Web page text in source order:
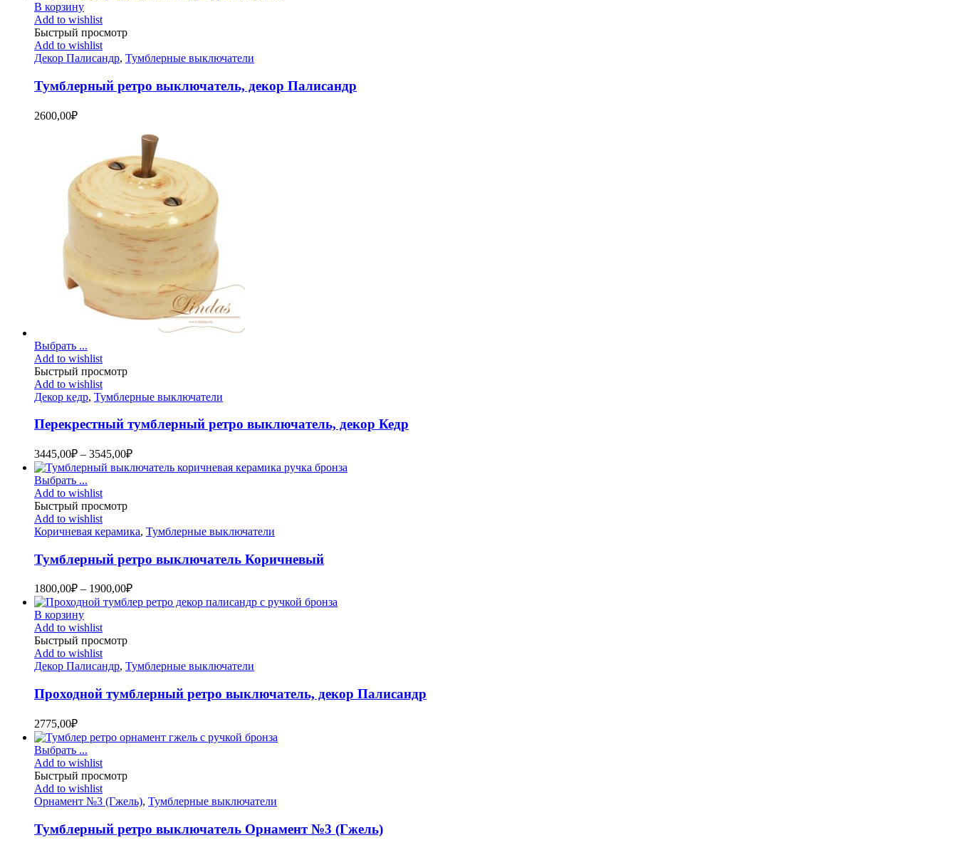
В корзину
Add to wishlist
Быстрый просмотр
Add to wishlist
Декор Палисандр, Тумблерные выключатели
Тумблерный ретро выключатель, декор Палисандр
2600,00₽
Выбрать ...
Add to wishlist
Быстрый просмотр
Add to wishlist
Декор кедр, Тумблерные выключатели
Перекрестный тумблерный ретро выключатель, декор Кедр
3445,00₽ – 3545,00₽
Выбрать ...
Add to wishlist
Быстрый просмотр
Add to wishlist
Коричневая керамика, Тумблерные выключатели
Тумблерный ретро выключатель Коричневый
1800,00₽ – 1900,00₽
В корзину
Add to wishlist
Быстрый просмотр
Add to wishlist
Декор Палисандр, Тумблерные выключатели
Проходной тумблерный ретро выключатель, декор Палисандр
2775,00₽
Выбрать ...
Add to wishlist
Быстрый просмотр
Add to wishlist
Орнамент №3 (Гжель), Тумблерные выключатели
Тумблерный ретро выключатель Орнамент №3 (Гжель)